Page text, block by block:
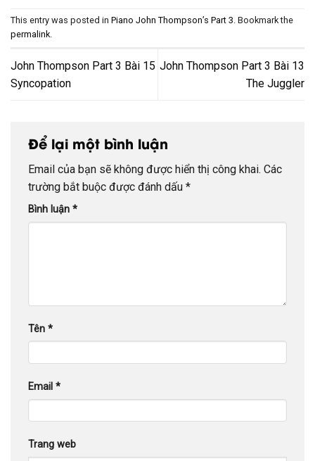
This entry was posted in Piano John Thompson’s Part 3. Bookmark the
permalink.
John Thompson Part 3 Bài 15
Syncopation
John Thompson Part 3 Bài 13
The Juggler
Để lại một bình luận
Email của bạn sẽ không được hiển thị công khai. Các
trường bắt buộc được đánh dấu *
Bình luận *
Tên *
Email *
Trang web